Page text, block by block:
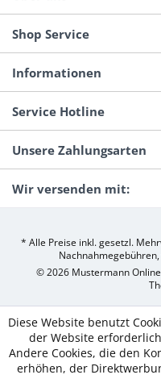
Shop Service
Informationen
Service Hotline
Unsere Zahlungsarten
Wir versenden mit:
* Alle Preise inkl. gesetzl.
© 2026 Mustermann
Diese Website benutzt
der Website
Andere Cookies, die den
erhöhen, der